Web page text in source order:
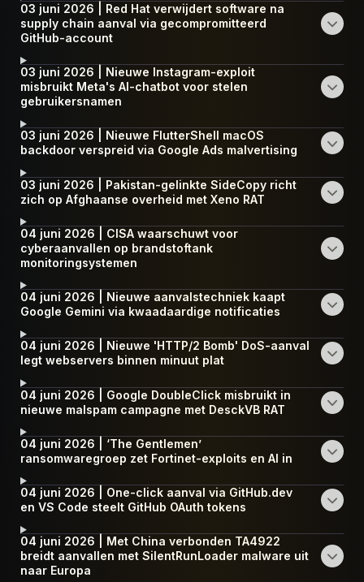
03 juni 2026 | Red Hat verwijdert software na
supply chain aanval via gecompromitteerd
GitHub-account
03 juni 2026 | Nieuwe Instagram-exploit
misbruikt Meta's AI-chatbot voor stelen
gebruikersnamen
03 juni 2026 | Nieuwe FlutterShell macOS
backdoor verspreid via Google Ads malvertising
03 juni 2026 | Pakistan-gelinkte SideCopy richt
zich op Afghaanse overheid met Xeno RAT
04 juni 2026 | CISA waarschuwt voor
cyberaanvallen op brandstoftank
monitoringsystemen
04 juni 2026 | Nieuwe aanvalstechniek kaapt
Google Gemini via kwaadaardige notificaties
04 juni 2026 | Nieuwe 'HTTP/2 Bomb' DoS-aanval
legt webservers binnen minuut plat
04 juni 2026 | Google DoubleClick misbruikt in
nieuwe malspam campagne met DesckVB RAT
04 juni 2026 | ‘The Gentlemen’
ransomwaregroep zet Fortinet-exploits en AI in
04 juni 2026 | One-click aanval via GitHub.dev
en VS Code steelt GitHub OAuth tokens
04 juni 2026 | Met China verbonden TA4922
breidt aanvallen met SilentRunLoader malware uit
naar Europa